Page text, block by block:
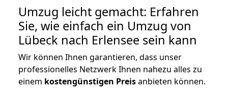
Umzug leicht gemacht: Erfahren
Sie, wie einfach ein Umzug von
Lübeck nach Erlensee sein kann
Wir können Ihnen garantieren, dass unser
professionelles Netzwerk Ihnen nahezu alles zu
einem kostengünstigen Preisanbieten können.